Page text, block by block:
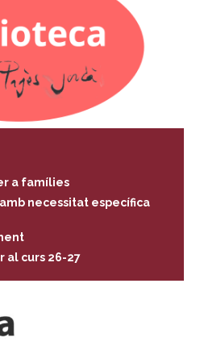
a famílies
necessitat específica
al curs 26-27